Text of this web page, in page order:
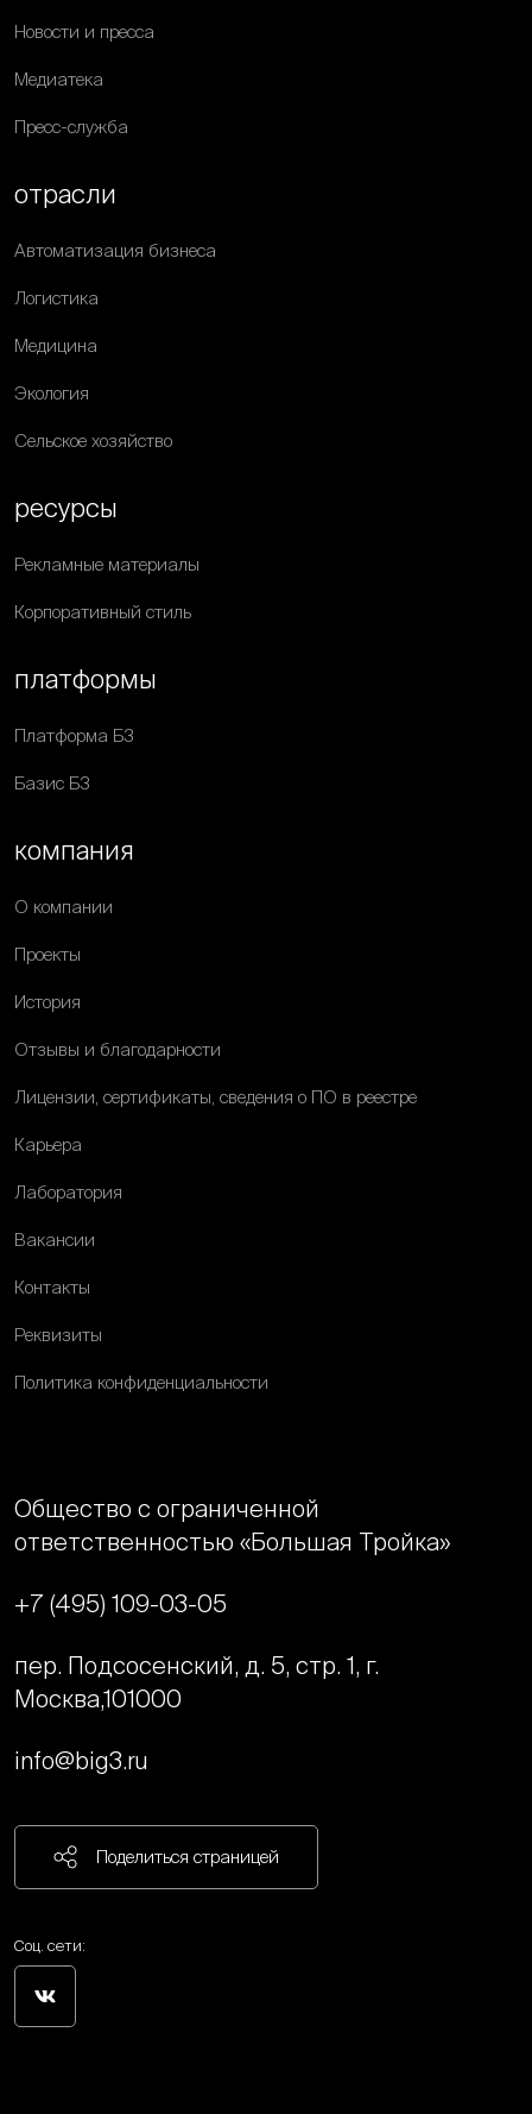
Новости и пресса
Медиатека
Пресс-служба
отрасли
Автоматизация бизнеса
Логистика
Медицина
Экология
Сельское хозяйство
ресурсы
Рекламные материалы
Корпоративный стиль
платформы
Платформа Б3
Базис Б3
компания
О компании
Проекты
История
Отзывы и благодарности
Лицензии, сертификаты, сведения о ПО в реестре
Карьера
Лаборатория
Вакансии
Контакты
Реквизиты
Политика конфиденциальности
Общество с ограниченной
ответственностью «Большая Тройка»
+7 (495) 109-03-05
пер. Подсосенский, д. 5, стр. 1, г.
Москва,101000
info@big3.ru
Поделиться страницей
Соц. сети: